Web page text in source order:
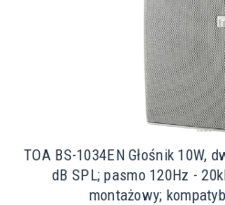
TOA BS-1034EN Głośnik 10W,
dB SPL; pasmo 120Hz -
montażowy;